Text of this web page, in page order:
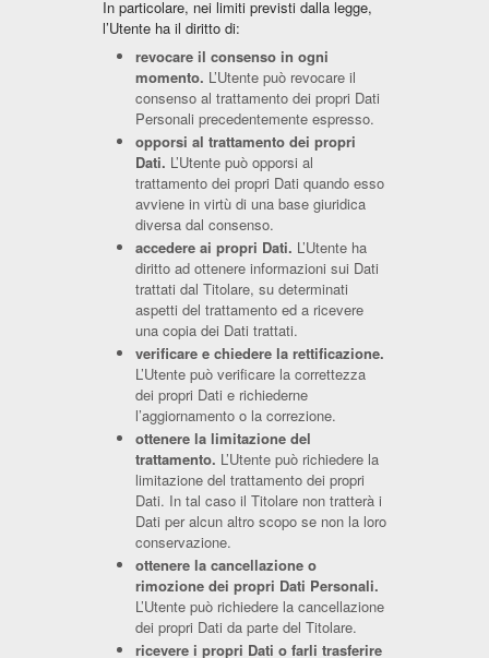
In particolare, nei limiti previsti dalla legge,
l’Utente ha il diritto di:
revocare il consenso in ogni
momento. L’Utente può revocare il
consenso al trattamento dei propri Dati
Personali precedentemente espresso.
opporsi al trattamento dei propri
Dati. L’Utente può opporsi al
trattamento dei propri Dati quando esso
avviene in virtù di una base giuridica
diversa dal consenso.
accedere ai propri Dati. L’Utente ha
diritto ad ottenere informazioni sui Dati
trattati dal Titolare, su determinati
aspetti del trattamento ed a ricevere
una copia dei Dati trattati.
verificare e chiedere la rettificazione.
L’Utente può verificare la correttezza
dei propri Dati e richiederne
l’aggiornamento o la correzione.
ottenere la limitazione del
trattamento. L’Utente può richiedere la
limitazione del trattamento dei propri
Dati. In tal caso il Titolare non tratterà i
Dati per alcun altro scopo se non la loro
conservazione.
ottenere la cancellazione o
rimozione dei propri Dati Personali.
L’Utente può richiedere la cancellazione
dei propri Dati da parte del Titolare.
ricevere i propri Dati o farli trasferire